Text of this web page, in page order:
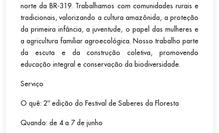
norte da BR-319. Trabalhamos com comunidades rurais e
tradicionais, valorizando a cultura amazônida, a proteção
da primeira infância, a juventude, o papel das mulheres e
a agricultura familiar agroecológica. Nosso trabalho parte
da escuta e da construção coletiva, promovendo
educação integral e conservação da biodiversidade.
Serviço
O quê: 2ª edição do Festival de Saberes da Floresta
Quando: de 4 a 7 de junho